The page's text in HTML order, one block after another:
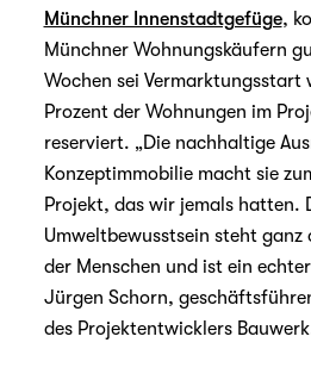
Münchner Innenstadtgefüge,
Münchner Wohnungskäufern
Wochen sei Vermarktungsstart
Prozent der Wohnungen im
reserviert. „Die nachhaltige
Konzeptimmobilie macht sie
Projekt, das wir jemals hatten.
Umweltbewusstsein steht ganz
der Menschen und ist ein
Jürgen Schorn,
des Projektentwicklers